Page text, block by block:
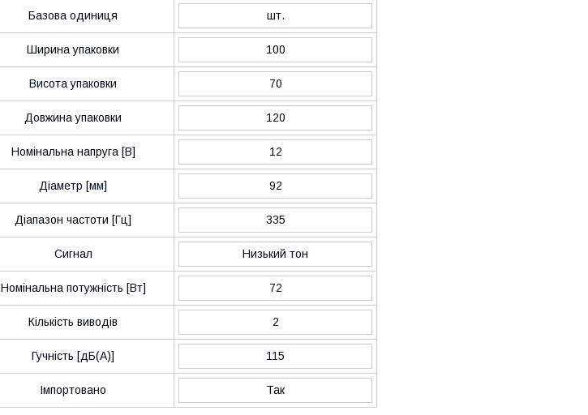
Базова одиниця шт.
Ширина упаковки 100
Висота упаковки 70
Довжина упаковки 120
Номінальна напруга [В] 12
Діаметр [мм] 92
Діапазон частоти [Гц] 335
Сигнал Низький тон
Номінальна потужність [Вт] 72
Кількість виводів 2
Гучність [дБ(A)] 115
Імпортовано Так